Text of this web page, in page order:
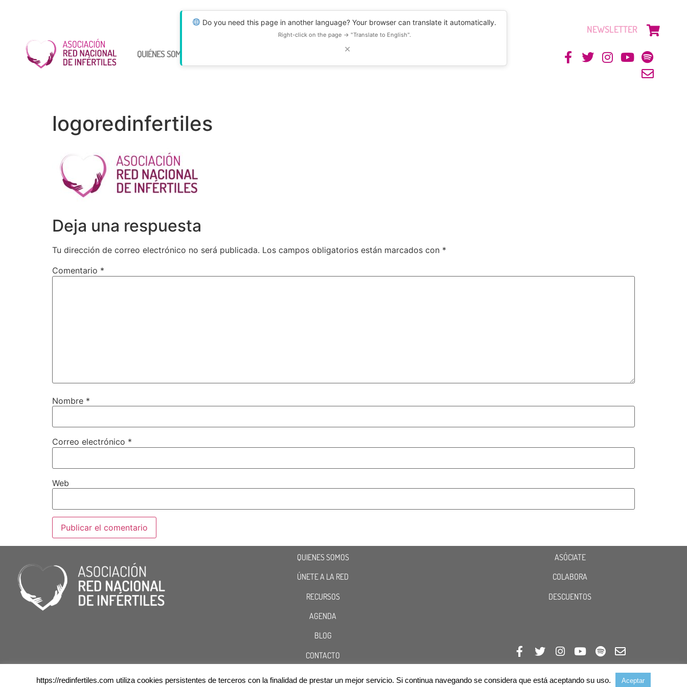
Do you need this page in another language? Your browser can translate it automatically.
Right-click on the page → "Translate to English".
✕
QUIÉNES SOMOS RECURSOS
NEWSLETTER
logoredinfertiles
Deja una respuesta
Tu dirección de correo electrónico no será publicada. Los campos obligatorios están marcados con *
Comentario *
Nombre *
Correo electrónico *
Web
QUIENES SOMOS
ÚNETE A LA RED
RECURSOS
AGENDA
BLOG
CONTACTO
Cookies Aviso Legal Política de Privacidad
ASÓCIATE
COLABORA
DESCUENTOS
https://redinfertiles.com utiliza cookies persistentes de terceros con la finalidad de prestar un mejor servicio. Si continua navegando se considera que está aceptando su uso. Aceptar